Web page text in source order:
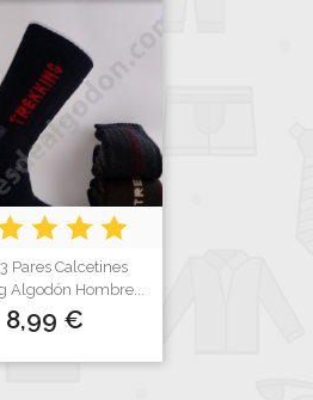
Pares Calcetines
Algodón Hombre...
Precio
8,99 €